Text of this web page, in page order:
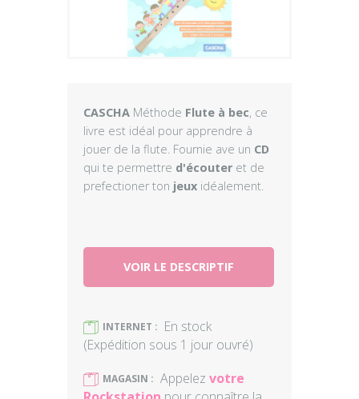
Plus
CASCHA Méthode Flute à bec, ce
livre est idéal pour apprendre à
jouer de la flute. Fournie ave un CD
qui te permettre d'écouter et de
prefectioner ton jeux idéalement.
VOIR LE DESCRIPTIF
) INTERNET : En stock
(Expédition sous 1 jour ouvré)
) MAGASIN : Appelez votre